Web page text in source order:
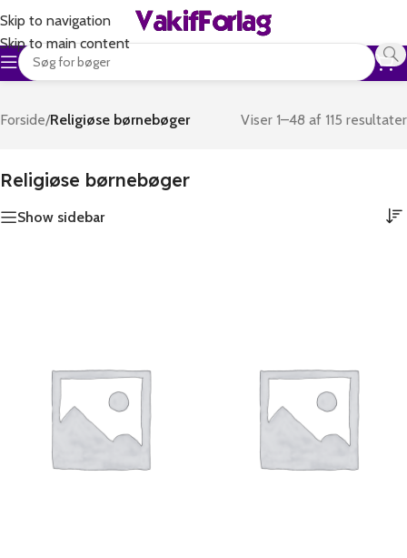
Skip to navigation
Skip to main content
Forside/Religiøse børnebøger Viser 1–48 af 115 resultater
Religiøse børnebøger
Show sidebar